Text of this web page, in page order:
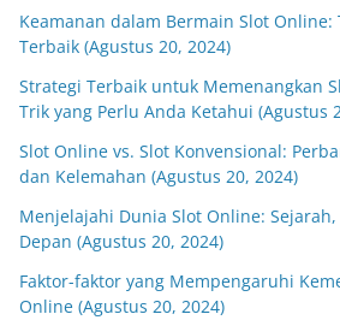
Keamanan dalam Bermain Slot Online:
Terbaik (Agustus 20, 2024)
Strategi Terbaik untuk Memenangkan
Trik yang Perlu Anda Ketahui (Agustus
Slot Online vs. Slot Konvensional:
dan Kelemahan (Agustus 20, 2024)
Menjelajahi Dunia Slot Online:
Depan (Agustus 20, 2024)
Faktor-faktor yang Mempengaruhi
Online (Agustus 20, 2024)